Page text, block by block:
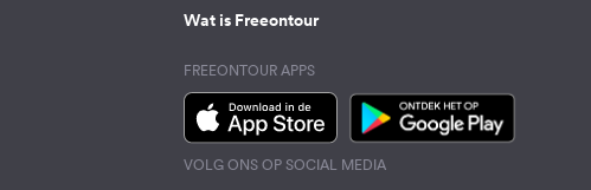
Wat is Freeontour
FREEONTOUR APPS
VOLG ONS OP SOCIAL MEDIA